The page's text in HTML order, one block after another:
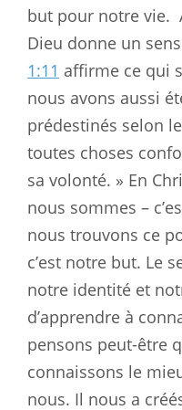
but pour notre vie.
Dieu donne un
1:11 affirme ce qui
nous avons aussi
prédestinés selon
toutes choses
sa volonté. » En
nous sommes –
nous trouvons ce
c’est notre but. Le
notre identité et
d’apprendre à
pensons peut-être
connaissons le
nous. Il nous a